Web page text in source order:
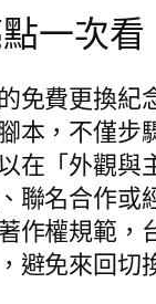
一次看
免費更換
本，不僅
在「外觀
聯名合作
作權規範
避免來回切